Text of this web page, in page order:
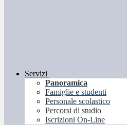
Servizi
Panoramica
Famiglie e studenti
Personale scolastico
Percorsi di studio
Iscrizioni On-Line